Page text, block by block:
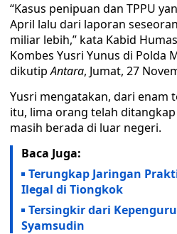
“Kasus penipuan dan TPPU
April lalu dari laporan
miliar lebih,” kata Kabid
Kombes Yusri Yunus di Polda
dikutipAntara, Jumat, 27
Yusri mengatakan, dari enam
itu, lima orang telah
masih berada di luar negeri.
Baca Juga:
Terungkap Jaringan
Ilegal di Tiongkok
Tersingkir dari
Syamsudin